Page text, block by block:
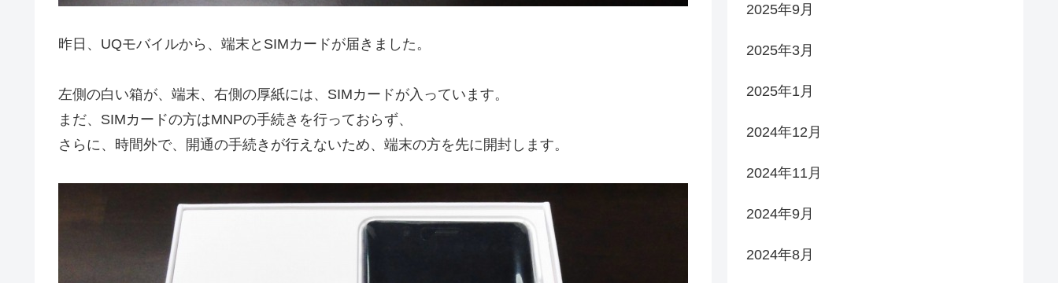
昨日、UQモバイルから、端末とSIMカードが届きました。
左側の白い箱が、端末、右側の厚紙には、SIMカードが入っています。
まだ、SIMカードの方はMNPの手続きを行っておらず、
さらに、時間外で、開通の手続きが行えないため、端末の方を先に開封します。
2025年9月
2025年3月
2025年1月
2024年12月
2024年11月
2024年9月
2024年8月